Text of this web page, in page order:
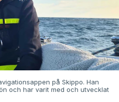
på Skippo. Han
och har varit med och utvecklat